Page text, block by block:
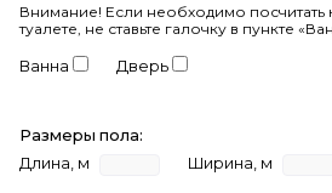
Внимание! Если необходимо посчитать
туалете, не ставьте галочку в пункте
Ванна Дверь
Размеры пола:
Длина, м
Ширина, м